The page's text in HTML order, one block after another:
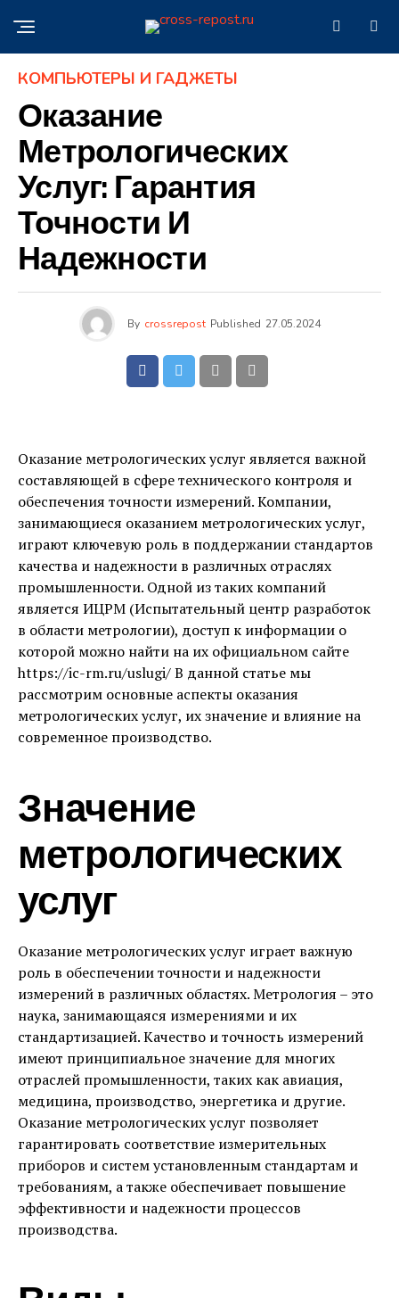
КОМПЬЮТЕРЫ И ГАДЖЕТЫ
Оказание
Метрологических
Услуг: Гарантия
Точности И
Надежности
By crossrepost Published 27.05.2024
Оказание метрологических услуг является важной
составляющей в сфере технического контроля и
обеспечения точности измерений. Компании,
занимающиеся оказанием метрологических услуг,
играют ключевую роль в поддержании стандартов
качества и надежности в различных отраслях
промышленности. Одной из таких компаний
является ИЦРМ (Испытательный центр разработок
в области метрологии), доступ к информации о
которой можно найти на их официальном сайте
https://ic-rm.ru/uslugi/ В данной статье мы
рассмотрим основные аспекты оказания
метрологических услуг, их значение и влияние на
современное производство.
Значение
метрологических
услуг
Оказание метрологических услуг играет важную
роль в обеспечении точности и надежности
измерений в различных областях. Метрология – это
наука, занимающаяся измерениями и их
стандартизацией. Качество и точность измерений
имеют принципиальное значение для многих
отраслей промышленности, таких как авиация,
медицина, производство, энергетика и другие.
Оказание метрологических услуг позволяет
гарантировать соответствие измерительных
приборов и систем установленным стандартам и
требованиям, а также обеспечивает повышение
эффективности и надежности процессов
производства.